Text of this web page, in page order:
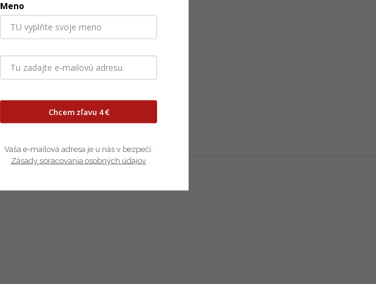
Meno
Chcem zľavu 4 €
Vaša e-mailová adresa je u nás v bezpečí.
Zásady spracovania osobných údajov